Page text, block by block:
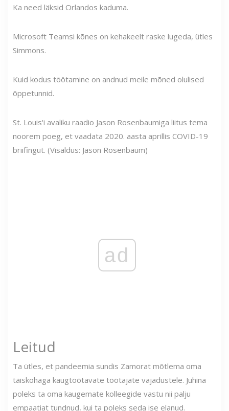
Ka need läksid Orlandos kaduma.
Microsoft Teamsi kõnes on kehakeelt raske lugeda, ütles
Simmons.
Kuid kodus töötamine on andnud meile mõned olulised
õppetunnid.
St. Louis'i avaliku raadio Jason Rosenbaumiga liitus tema
noorem poeg, et vaadata 2020. aasta aprillis COVID-19
briifingut. (Visaldus: Jason Rosenbaum)
ad
Leitud
Ta ütles, et pandeemia sundis Zamorat mõtlema oma
täiskohaga kaugtöötavate töötajate vajadustele. Juhina
poleks ta oma kaugemate kolleegide vastu nii palju
empaatiat tundnud, kui ta poleks seda ise elanud.